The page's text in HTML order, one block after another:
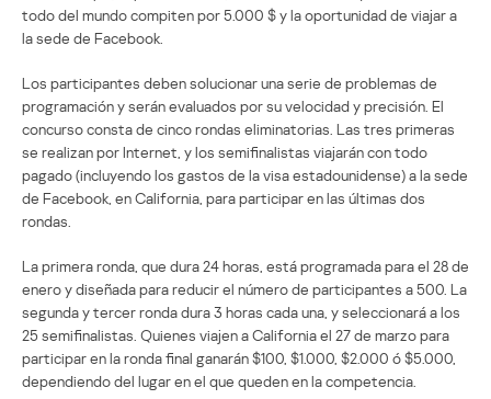
todo del mundo compiten por 5.000 $ y la oportunidad de viajar a
la sede de Facebook.
Los participantes deben solucionar una serie de problemas de
programación y serán evaluados por su velocidad y precisión. El
concurso consta de cinco rondas eliminatorias. Las tres primeras
se realizan por Internet, y los semifinalistas viajarán con todo
pagado (incluyendo los gastos de la visa estadounidense) a la sede
de Facebook, en California, para participar en las últimas dos
rondas.
La primera ronda, que dura 24 horas, está programada para el 28 de
enero y diseñada para reducir el número de participantes a 500. La
segunda y tercer ronda dura 3 horas cada una, y seleccionará a los
25 semifinalistas. Quienes viajen a California el 27 de marzo para
participar en la ronda final ganarán $100, $1.000, $2.000 ó $5.000,
dependiendo del lugar en el que queden en la competencia.